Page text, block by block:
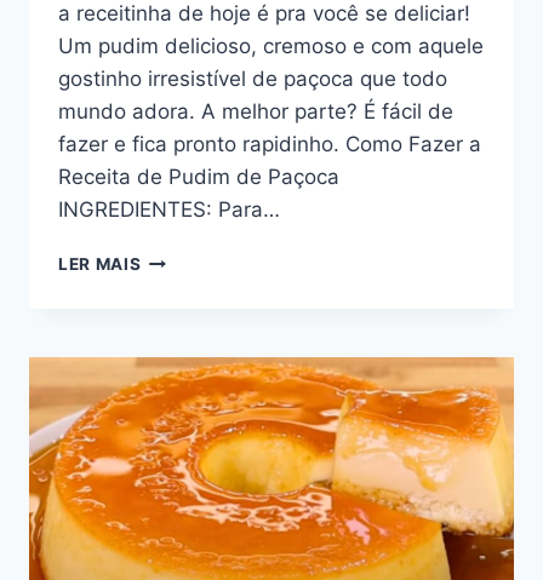
a receitinha de hoje é pra você se deliciar!
Um pudim delicioso, cremoso e com aquele
gostinho irresistível de paçoca que todo
mundo adora. A melhor parte? É fácil de
fazer e fica pronto rapidinho. Como Fazer a
Receita de Pudim de Paçoca
INGREDIENTES: Para…
LER MAIS PUDIM